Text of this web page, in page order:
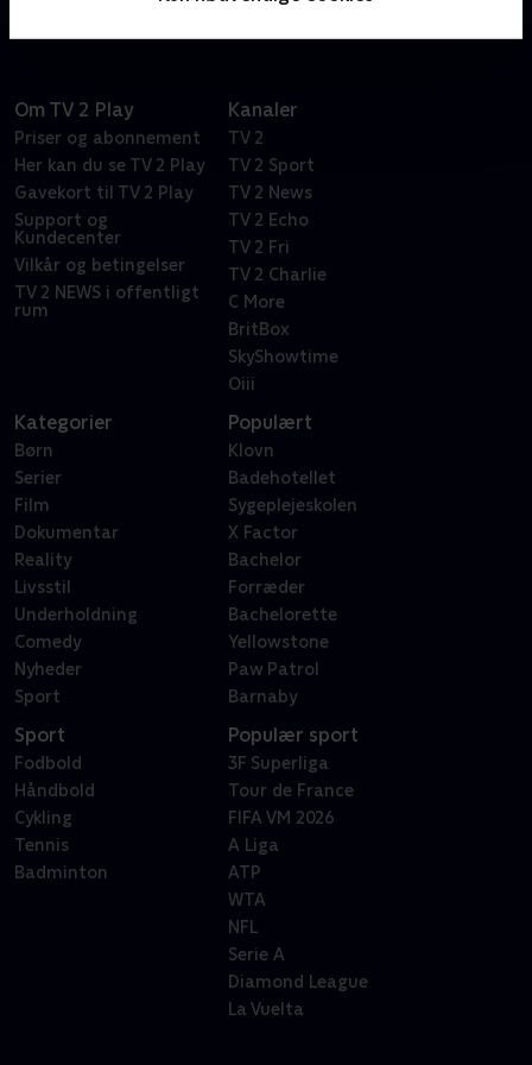
Om TV 2 Play
Priser og abonnement
Her kan du se TV 2 Play
Gavekort til TV 2 Play
Support og
Kundecenter
Vilkår og betingelser
TV 2 NEWS i offentligt
rum
Kanaler
TV 2
TV 2 Sport
TV 2 News
TV 2 Echo
TV 2 Fri
TV 2 Charlie
C More
BritBox
SkyShowtime
Oiii
Kategorier
Børn
Serier
Film
Dokumentar
Reality
Livsstil
Underholdning
Comedy
Nyheder
Sport
Populært
Klovn
Badehotellet
Sygeplejeskolen
X Factor
Bachelor
Forræder
Bachelorette
Yellowstone
Paw Patrol
Barnaby
Sport
Fodbold
Håndbold
Cykling
Tennis
Badminton
Populær sport
3F Superliga
Tour de France
FIFA VM 2026
A Liga
ATP
WTA
NFL
Serie A
Diamond League
La Vuelta